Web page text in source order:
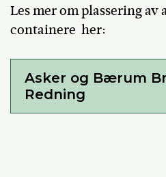
Les mer om plassering
containere her:
Asker og Bærum
Redning​